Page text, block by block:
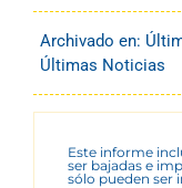
Archivado en:
Últimas Noticias
Este informe
ser bajadas e
sólo pueden ser